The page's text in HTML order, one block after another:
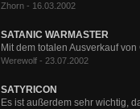
Zhorn - 16.03.2002
SATANIC WARMASTER
Mit dem totalen Ausverkauf
Werewolf - 23.07.2002
SATYRICON
Es ist außerdem sehr wichtig,